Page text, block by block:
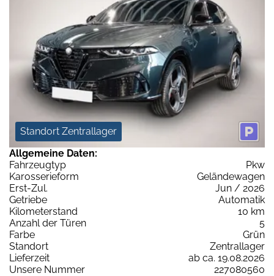
Standort Zentrallager
Allgemeine Daten:
Fahrzeugtyp
Pkw
Karosserieform
Geländewagen
Erst-Zul.
Jun / 2026
Getriebe
Automatik
Kilometerstand
10 km
Anzahl der Türen
5
Farbe
Grün
Standort
Zentrallager
Lieferzeit
ab ca. 19.08.2026
Unsere Nummer
227080560